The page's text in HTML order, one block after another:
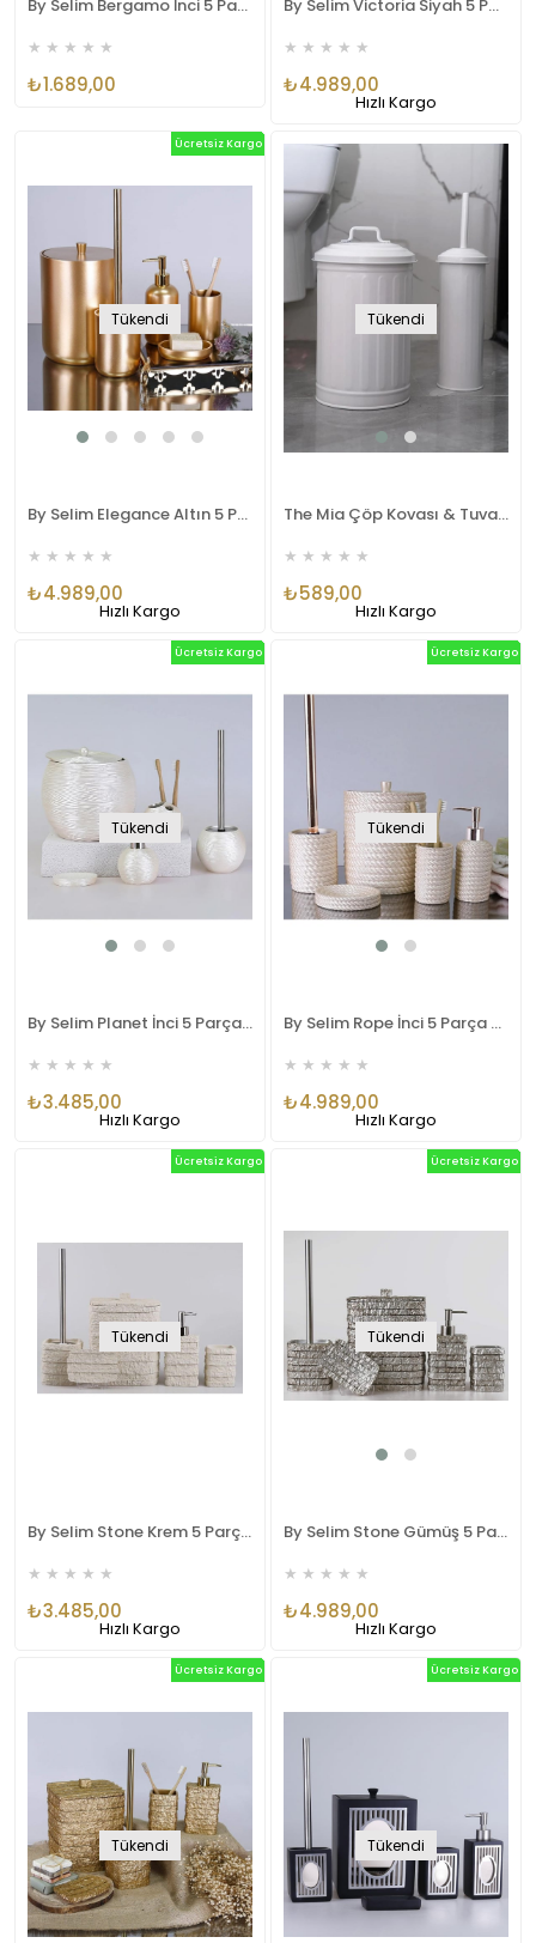
By Selim Bergamo İnci 5 Parça Polyester Banyo Seti
★ ★ ★ ★ ★
₺1.689,00
By Selim Victoria Siyah 5 Parça Polyester Banyo Seti
★ ★ ★ ★ ★
₺4.989,00
Hızlı Kargo
Tükendi
By Selim Elegance Altın 5 Parça Polyester Banyo Seti
★ ★ ★ ★ ★
₺4.989,00
Ücretsiz Kargo
Hızlı Kargo
Tükendi
The Mia Çöp Kovası & Tuvalet Fırçası Seti Beyaz MGL0060
★ ★ ★ ★ ★
₺589,00
Hızlı Kargo
Tükendi
By Selim Planet İnci 5 Parça Polyester Banyo Seti
★ ★ ★ ★ ★
₺3.485,00
Ücretsiz Kargo
Hızlı Kargo
Tükendi
By Selim Rope İnci 5 Parça Polyester Banyo Seti
★ ★ ★ ★ ★
₺4.989,00
Ücretsiz Kargo
Hızlı Kargo
Tükendi
By Selim Stone Krem 5 Parça Polyester Banyo Seti
★ ★ ★ ★ ★
₺3.485,00
Ücretsiz Kargo
Hızlı Kargo
Tükendi
By Selim Stone Gümüş 5 Parça Polyester Banyo Seti
★ ★ ★ ★ ★
₺4.989,00
Ücretsiz Kargo
Hızlı Kargo
Tükendi
Ücretsiz Kargo
Tükendi
Ücretsiz Kargo